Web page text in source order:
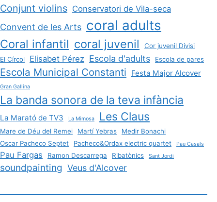
Conjunt violins Conservatori de Vila-seca
Convent de les Arts coral adults
Coral infantil coral juvenil
Cor juvenil Divisi
El Círcol
Elisabet Pérez Escola d'adults Escola de pares
Escola Municipal Constanti Festa Major Alcover
Gran Gallina
La banda sonora de la teva infància
La Marató de TV3 La Mimosa Les Claus
Mare de Déu del Remei Martí Yebras
Medir Bonachi
Oscar Pacheco Septet
Pacheco&Ordax electric quartet Pau Casals
Pau Fargas Ramon Descarrega Ribatònics Sant Jordi
soundpainting Veus d'Alcover